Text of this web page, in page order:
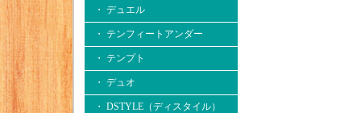
・ デュエル
・ テンフィートアンダー
・ テンプト
・ デュオ
・ DSTYLE（ディスタイル）